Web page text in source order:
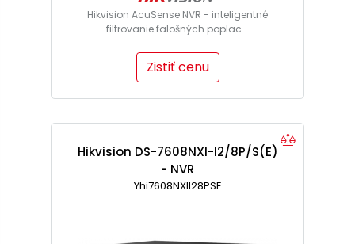
Hikvision AcuSense NVR - inteligentné
filtrovanie falošných poplac...
Zistiť cenu
Hikvision DS-7608NXI-I2/8P/S(E)
- NVR
Yhi7608NXII28PSE